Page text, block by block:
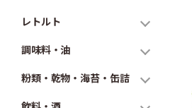
レトルト
調味料・油
粉類・乾物・海苔・缶詰